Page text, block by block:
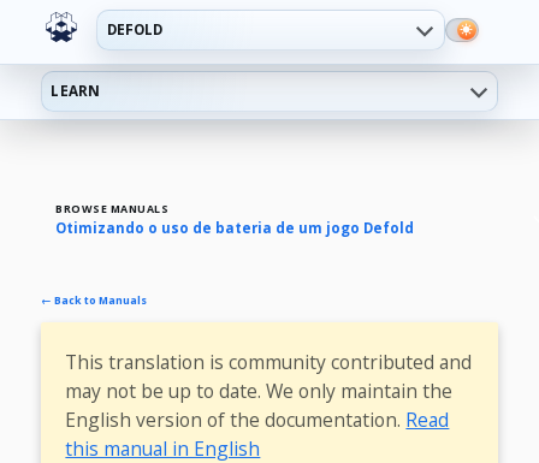
DEFOLD
LEARN
BROWSE MANUALS
Otimizando o uso de bateria de um jogo Defold
← Back to Manuals
This translation is community contributed and
may not be up to date. We only maintain the
English version of the documentation. Read
this manual in English